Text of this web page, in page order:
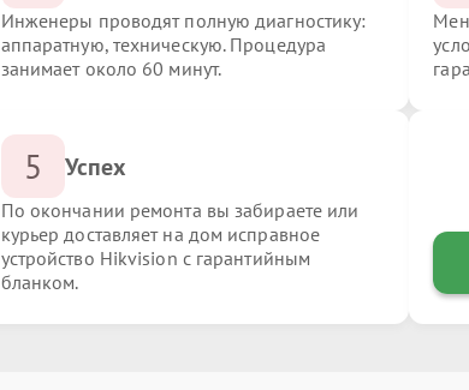
Инженеры проводят полную диагностику:
аппаратную, техническую. Процедура
занимает около 60 минут.
5 Успех
По окончании ремонта вы забираете или
курьер доставляет на дом исправное
устройство Hikvision с гарантийным
бланком.